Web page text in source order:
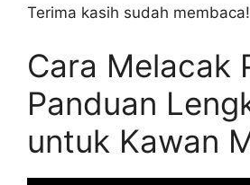
Terima kasih sudah membaca!
Cara Melacak
Panduan
untuk Kawan